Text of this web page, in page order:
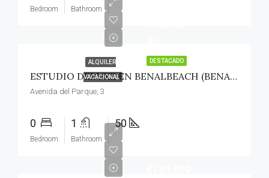
Bedroom Bathroom
DESTACADO
ALQUILER
VACACIONAL ESTUDIO DELUXE EN BENALBEACH (BENALMÁDENA COSTA)
Avenida del Parque, 3
0
Bedroom
1
Bathroom
50